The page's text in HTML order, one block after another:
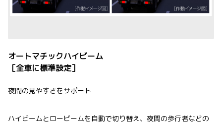
オートマチックハイビーム
［全車に標準設定］
夜間の見やすさをサポート
ハイビームとロービームを自動で切り替え、夜間の歩行者などの